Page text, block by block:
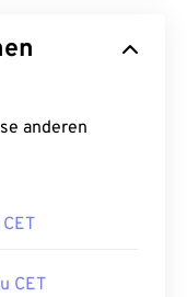
anderen
CET